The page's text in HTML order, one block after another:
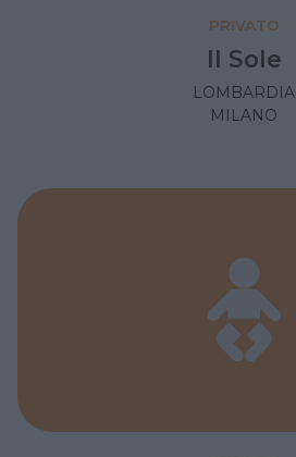
PRIVATO
Il Sole
LOMBARDIA
MILANO